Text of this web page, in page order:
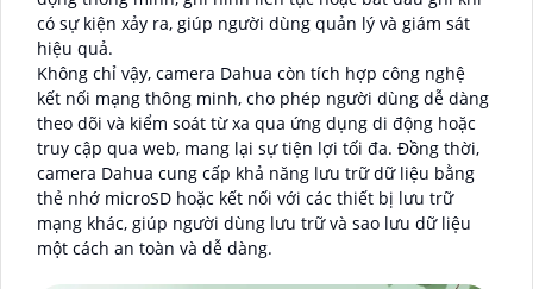
có sự kiện xảy ra, giúp người dùng quản lý và giám sát
hiệu quả.
Không chỉ vậy, camera Dahua còn tích hợp công nghệ
kết nối mạng thông minh, cho phép người dùng dễ dàng
theo dõi và kiểm soát từ xa qua ứng dụng di động hoặc
truy cập qua web, mang lại sự tiện lợi tối đa. Đồng thời,
camera Dahua cung cấp khả năng lưu trữ dữ liệu bằng
thẻ nhớ microSD hoặc kết nối với các thiết bị lưu trữ
mạng khác, giúp người dùng lưu trữ và sao lưu dữ liệu
một cách an toàn và dễ dàng.